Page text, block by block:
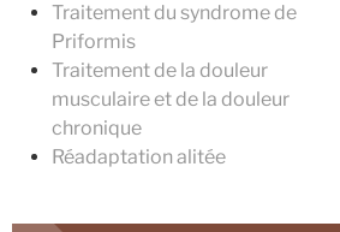
Traitement du syndrome de
Priformis
Traitement de la douleur
musculaire et de la douleur
chronique
Réadaptation alitée